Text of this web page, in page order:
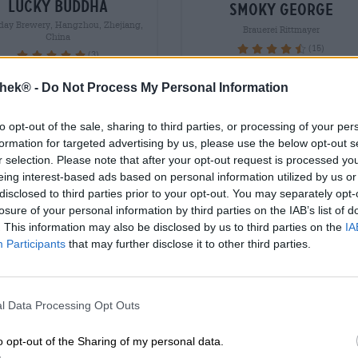
- Do Not Process My Personal Information
opt-out of the sale, sharing to third parties, or processing of your
for targeted advertising by us, please use the below opt-out
selection. Please note that after your opt-out request is processed
interest-based ads based on personal information utilized by us
to third parties prior to your opt-out. You may separately
of your personal information by third parties on the IAB’s list of
This information may also be disclosed by us to third parties on the
Participants that may further disclose it to other third parties.
Data Processing Opt Outs
opt-out of the Sharing of my personal data.
lucky buddha
Brewery, Hangzhou, Zhejiang,
China
100% (3)
Esaurito
smoky george
Brauerei Rittmayer
92% (15)
MEHRWEG
0,33 L Bottiglia - €
Esaurito